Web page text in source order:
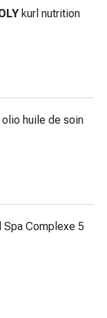
kurl nutrition
huile de soin
Spa Complexe 5